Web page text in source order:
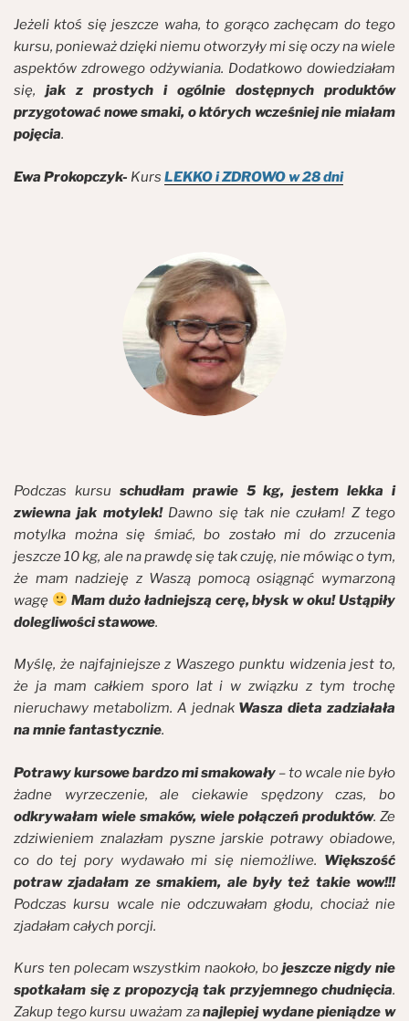
Jeżeli ktoś się jeszcze waha, to gorąco zachęcam do tego
kursu, ponieważ dzięki niemu otworzyły mi się oczy na wiele
aspektów zdrowego odżywiania. Dodatkowo dowiedziałam
się, jak z prostych i ogólnie dostępnych produktów
przygotować nowe smaki, o których wcześniej nie miałam
pojęcia.
Ewa Prokopczyk- Kurs LEKKO i ZDROWO w 28 dni
Podczas kursu schudłam prawie 5 kg, jestem lekka i
zwiewna jak motylek!Dawno się tak nie czułam! Z tego
motylka można się śmiać, bo zostało mi do zrzucenia
jeszcze 10 kg, ale na prawdę się tak czuję, nie mówiąc o tym,
że mam nadzieję z Waszą pomocą osiągnąć wymarzoną
wagę
Mam dużo ładniejszą cerę, błysk w oku! Ustąpiły
dolegliwości stawowe.
Myślę, że najfajniejsze z Waszego punktu widzenia jest to,
że ja mam całkiem sporo lat i w związku z tym trochę
nieruchawy metabolizm. A jednak Wasza dieta zadziałała
na mnie fantastycznie.
Potrawy kursowe bardzo mi smakowały – to wcale nie było
żadne wyrzeczenie, ale ciekawie spędzony czas, bo
odkrywałam wiele smaków, wiele połączeń produktów. Ze
zdziwieniem znalazłam pyszne jarskie potrawy obiadowe,
co do tej pory wydawało mi się niemożliwe. Większość
potraw zjadałam ze smakiem, ale były też takie wow!!!
Podczas kursu wcale nie odczuwałam głodu, chociaż nie
zjadałam całych porcji.
Kurs ten polecam wszystkim naokoło, bo jeszcze nigdy nie
spotkałam się z propozycją tak przyjemnego chudnięcia.
Zakup tego kursu uważam zanajlepiej wydane pieniądze w